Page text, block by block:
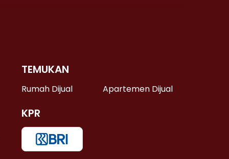
TEMUKAN
Rumah Dijual Apartemen Dijual
KPR